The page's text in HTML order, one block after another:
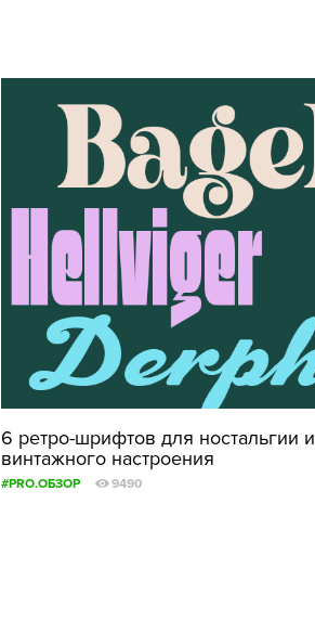
6 ретро-шрифтов для ностальгии и
винтажного настроения
#PRO.ОБЗОР 9490